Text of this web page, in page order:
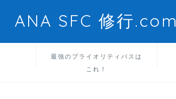
ANA SFC 修行.com
最強のプライオリティパスは
これ！